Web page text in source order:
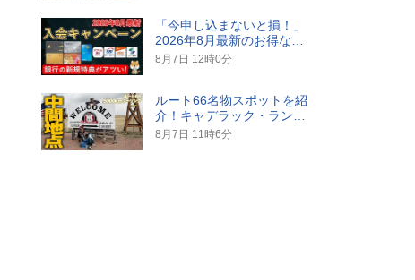
「今申し込まないと損！」
2026年8月最新のお得なク
レジットカード＆銀行口座
8月7日 12時0分
ルート66名物スポットを紹
介！キャデラック・ランチ
からUFOの街ロズウェルま
8月7日 11時6分